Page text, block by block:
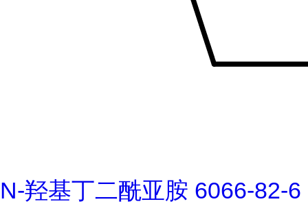
N-羟基丁二酰亚胺 6066-82-6